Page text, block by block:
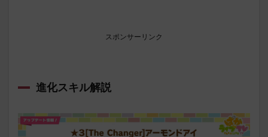
スポンサーリンク
進化スキル解説